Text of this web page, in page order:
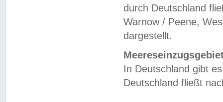
durch Deutschland
Warnow / Peene,
dargestellt.
In Deutschland gibt
Deutschland fließt